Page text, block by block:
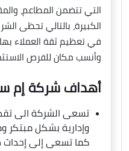
التي تتضمن المطاعم،
الكبيرة، بالتالي تحظى
في تعظيم ثقة العملاء بها
وأنسب مكان للفرص
أهداف شركة إم
تسعى الشركة الى
وإدارية بشكل مبتكر
كما تسعى إلى إحداث